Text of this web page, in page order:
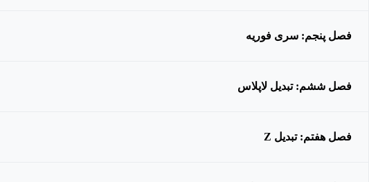
فصل پنجم: سری فوریه
فصل ششم: تبدیل لاپلاس
فصل هفتم: تبدیل Z